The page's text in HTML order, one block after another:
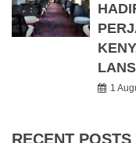
1
RECENT POSTS